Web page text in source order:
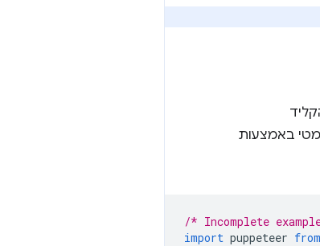
באמצעות
/* Incomplete
import puppeteer from